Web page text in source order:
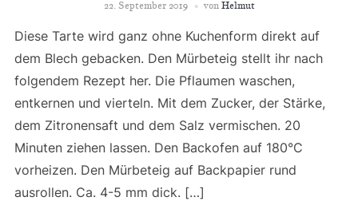
22. September 2019 von Helmut
Diese Tarte wird ganz ohne Kuchenform direkt auf
dem Blech gebacken. Den Mürbeteig stellt ihr nach
folgendem Rezept her. Die Pflaumen waschen,
entkernen und vierteln. Mit dem Zucker, der Stärke,
dem Zitronensaft und dem Salz vermischen. 20
Minuten ziehen lassen. Den Backofen auf 180°C
vorheizen. Den Mürbeteig auf Backpapier rund
ausrollen. Ca. 4-5 mm dick. […]